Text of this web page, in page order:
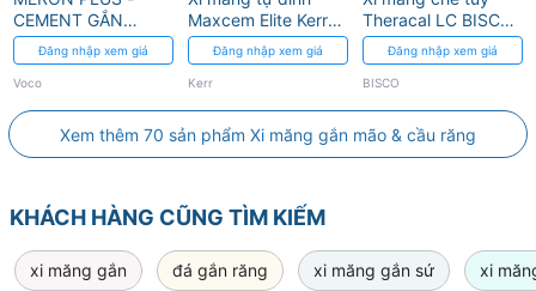
CEMENT GẮN
PHỤC HÌNH Voco
Đăng nhập xem giá
Voco
Maxcem Elite Kerr
cho mão và cầu
răng
Đăng nhập xem giá
Kerr
Theracal LC BISCO
- Cải tiến lớp bảo vệ
Đăng nhập xem giá
BISCO
Xem thêm 70 sản phẩm Xi măng gắn mão & cầu răng
KHÁCH HÀNG CŨNG TÌM KIẾM
xi măng gắn đá gắn răng xi măng gắn sứ xi